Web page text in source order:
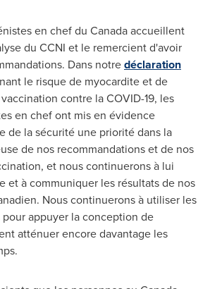
en chef du Canadaaccueillent
du CCNI et le remercient d'avoir
Dans notredéclaration
le risque de myocardite et de
contre la COVID-19, les
en chef ont mis en évidence
de la sécurité une priorité dans la
de nos recommandations et de nos
et nous continuerons à lui
et à communiquer les résultats de nos
Nous continuerons à utiliser les
appuyer la conception de
atténuer encore davantage les